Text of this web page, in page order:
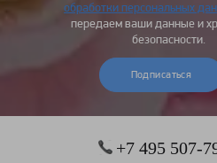
обработки персональных
передаем ваши данные и
безопасности.
Подписаться
+7 495 507-